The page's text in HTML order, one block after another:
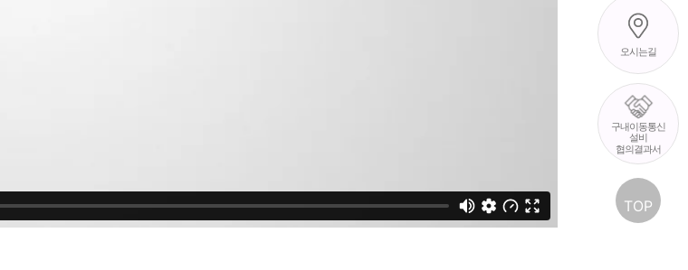
오시는길
구내이동통신
설비
협의결과서
TOP